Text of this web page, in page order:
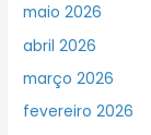
maio 2026
abril 2026
março 2026
fevereiro 2026